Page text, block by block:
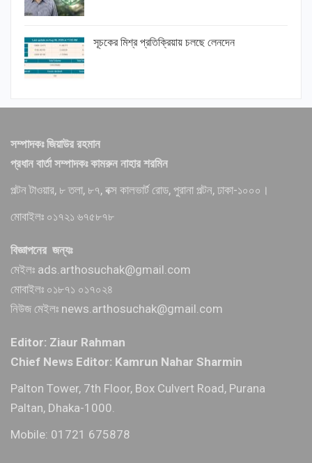
সূচকের মিশ্র প্রতিক্রিয়ায় চলছে লেনদেন
সম্পাদকঃ জিয়াউর রহমান
প্রধান বার্তা সম্পাদকঃ কামরুন নাহার শরমিন
পল্টন টাওয়ার, ৮ তলা, ৮৭, বক্স কালভার্ট রোড, পুরানা পল্টন, ঢাকা-১০০০।
মোবাইলঃ ০১৭২১ ৬৭৫৮৭৮
বিজ্ঞাপনের জন্যঃ
মেইলঃ ads.arthosuchak@gmail.com
মোবাইলঃ ০১৮৭১ ০১৭০২৪
নিউজ মেইলঃ news.arthosuchak@gmail.com
Editor: Ziaur Rahman
Chief News Editor: Kamrun Nahar Sharmin
Palton Tower, 7th Floor, Box Culvert Road, Purana
Paltan, Dhaka-1000.
Mobile: 01721 675878